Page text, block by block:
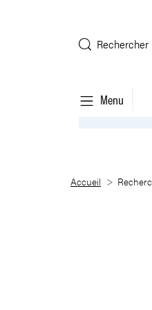
Rechercher
Menu
Recherche
Accueil